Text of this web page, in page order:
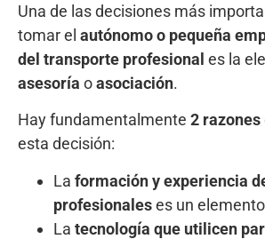
Una de las decisiones más
tomar el autónomo o pequeña
del transporte profesional es la
asesoría oasociación.
Hay fundamentalmente 2 razones
esta decisión:
La formación y experiencia
profesionaleses un
La tecnología que utilicen